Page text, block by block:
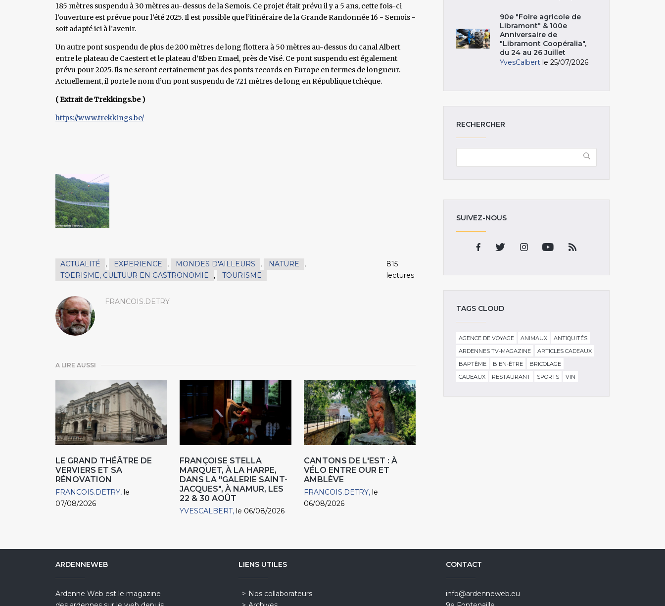
185 mètres suspendu à 30 mètres au-dessus de la Semois. Ce projet était prévu il y a 5 ans, cette fois-ci
l’ouverture est prévue pour l’été 2025. Il est possible que l’itinéraire de la Grande Randonnée 16 - Semois -
soit adapté ici à l’avenir.
Un autre pont suspendu de plus de 200 mètres de long flottera à 50 mètres au-dessus du canal Albert
entre le plateau de Caestert et le plateau d’Eben Emael, près de Visé. Ce pont suspendu est également
prévu pour 2025. Ils ne seront certainement pas des ponts records en Europe en termes de longueur.
Actuellement, il porte le nom d’un pont suspendu de 721 mètres de long en République tchèque.
( Extrait de Trekkings.be )
https://www.trekkings.be/
ACTUALITÉ , EXPERIENCE , MONDES D'AILLEURS , NATURE
,
TOERISME, CULTUUR EN GASTRONOMIE
, TOURISME
815
lectures
FRANCOIS.DETRY
A LIRE AUSSI
LE GRAND THÉÂTRE DE
VERVIERS ET SA
RÉNOVATION
FRANCOIS.DETRY le
07/08/2026
FRANÇOISE STELLA
MARQUET, À LA HARPE,
DANS LA "GALERIE SAINT-
JACQUES", À NAMUR, LES
22 & 30 AOÛT
YVESCALBERT le 06/08/2026
CANTONS DE L'EST : À
VÉLO ENTRE OUR ET
AMBLÈVE
FRANCOIS.DETRY le
06/08/2026
90e "Foire agricole de
Libramont" & 100e
Anniversaire de
"Libramont Coopéralia",
du 24 au 26 Juillet
YvesCalbert le 25/07/2026
RECHERCHER
SUIVEZ-NOUS
TAGS CLOUD
AGENCE DE VOYAGE ANIMAUX
ANTIQUITÉS
ARDENNES TV-MAGAZINE
ARTICLES CADEAUX
BAPTÊME
BIEN-ÊTRE
BRICOLAGE
CADEAUX
RESTAURANT SPORTS VIN
ARDENNEWEB
Ardenne Web est le magazine
LIENS UTILES
Nos collaborateurs
CONTACT
info@ardenneweb.eu